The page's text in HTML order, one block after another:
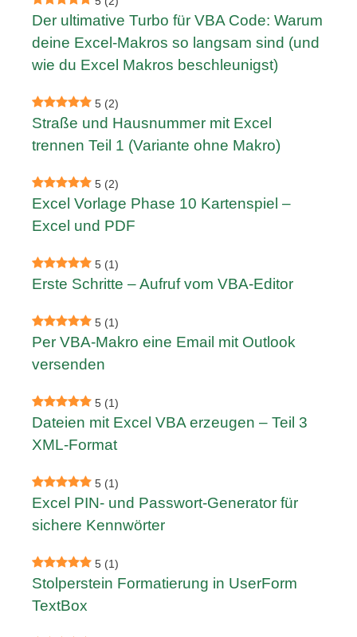
Der ultimative Turbo für VBA Code: Warum
deine Excel-Makros so langsam sind (und
wie du Excel Makros beschleunigst)
5 (2)
Straße und Hausnummer mit Excel
trennen Teil 1 (Variante ohne Makro)
5 (2)
Excel Vorlage Phase 10 Kartenspiel –
Excel und PDF
5 (1)
Erste Schritte – Aufruf vom VBA-Editor
5 (1)
Per VBA-Makro eine Email mit Outlook
versenden
5 (1)
Dateien mit Excel VBA erzeugen – Teil 3
XML-Format
5 (1)
Excel PIN- und Passwort-Generator für
sichere Kennwörter
5 (1)
Stolperstein Formatierung in UserForm
TextBox